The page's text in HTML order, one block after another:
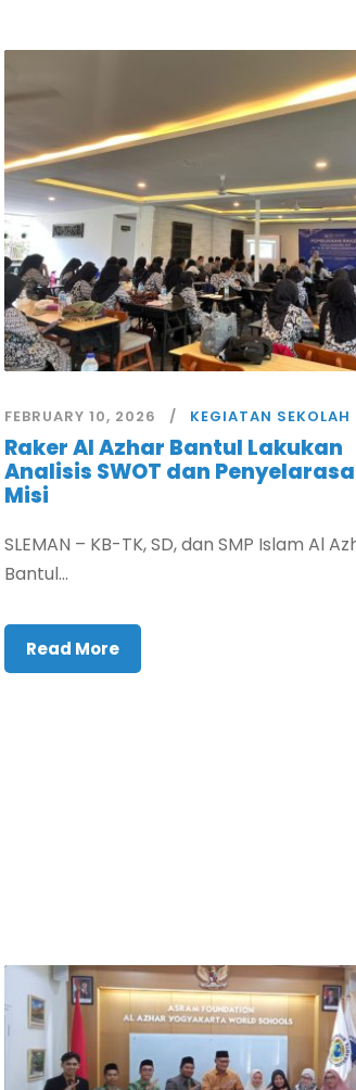
FEBRUARY 10, 2026 KEGIATAN SEKOLAH
Raker Al Azhar Bantul Lakukan
Analisis SWOT dan
Misi
SLEMAN – KB-TK, SD, dan SMP Islam Al
Bantul...
Read More